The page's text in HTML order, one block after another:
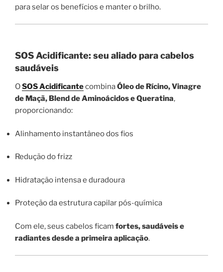
para selar os benefícios e manter o brilho.
SOS Acidificante: seu aliado para cabelos
saudáveis
OSOS AcidificantecombinaÓleo de Rícino, Vinagre
de Maçã, Blend de Aminoácidos e Queratina,
proporcionando:
Alinhamento instantâneo dos fios
Redução do frizz
Hidratação intensa e duradoura
Proteção da estrutura capilar pós-química
Com ele, seus cabelos ficam fortes, saudáveis e
radiantes desde a primeira aplicação.